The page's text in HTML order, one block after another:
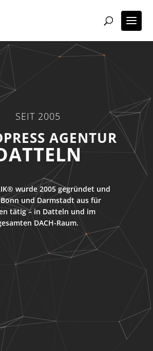
SEIT 2005
wurde 2005 gegründet und
und Darmstadt aus für
tätig – in Datteln und im
DACH-Raum.